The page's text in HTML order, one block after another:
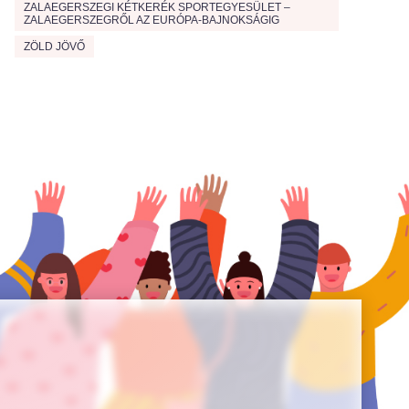
ZALAEGERSZEGI KÉTKERÉK SPORTEGYESÜLET –
ZALAEGERSZEGRŐL AZ EURÓPA-BAJNOKSÁGIG
ZÖLD JÖVŐ